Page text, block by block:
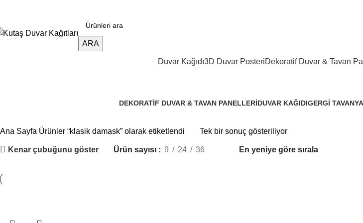
ARA
Duvar Kağıdı3D Duvar PosteriDekoratif Duvar & Tavan
DEKORATIF DUVAR & TAVAN PANELLERIDUVAR KAĞIDIGERGI TAVAN
Ana Sayfa Ürünler “klasik damask” olarak etiketlendi Tek bir sonuç gösteriliyor
Kenar çubuğunu göster Ürün sayısı 9 24 36